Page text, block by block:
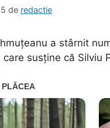
de redactie
a stârnit
susține că Silviu